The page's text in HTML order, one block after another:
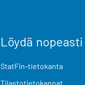
Löydä nopeasti
StatFin-tietokanta
Tilastotietokannat